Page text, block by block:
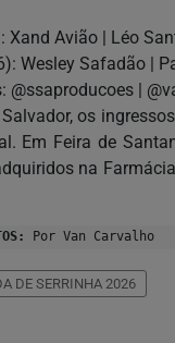
Xand Avião | Léo
Wesley Safadão |
@ssaproducoes |
os
Em Feira de
na
Por Van Carvalho
DE SERRINHA 2026